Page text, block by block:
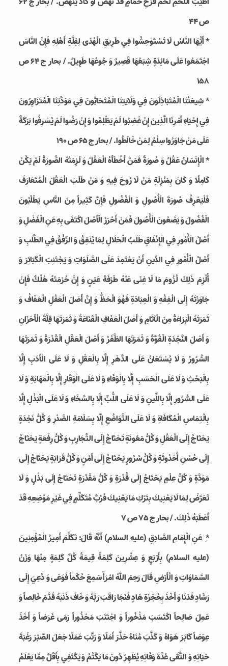
ص 44
* أَيُّهَا النَّاسُ لَا تَسْتَوْحِشُوا فِي طَرِيقِ الْهُدَى لِقِلَّةِ أَهْلِهِ فَإِنَّ النَّاسَ
اجْتَمَعُوا عَلَى مَائِدَةٍ شِبَعُهَا قَصِيرٌ وَ جُوعُهَا طَوِيلٌ. / بحار ج 64 ص
158
* شِيعَتُنَا الْمُتَبَاذِلُونَ فِي وَلَايَتِنَا الْمُتَحَابُّونَ فِي مَوَدَّتِنَا الْمُتَزَاوِرُونَ
فِي إِحْيَاءِ أَمْرِنَا الَّذِينَ إِنْ غَضِبُوا لَمْ يَظْلِمُوا وَ إِنْ رَضُوا لَمْ يُسْرِفُوا بَرَكَةٌ
عَلَى مَنْ جَاوَرُوا سِلْمٌ لِمَنْ خَالَطُوا. / بحار ج 65 ص 190
* الْإِنْسَانُ‏ عَقْلٌ‏ وَ صُورَةٌ فَمَنْ أَخْطَأَهُ الْعَقْلُ‏ وَ لَزِمَتْهُ الصُّورَةُ لَمْ يَكُنْ
كَامِلًا وَ كَانَ بِمَنْزِلَةِ مَنْ لَا رُوحَ فِيهِ وَ مَنْ طَلَبَ الْعَقْلَ الْمُتَعَارَفَ
فَلْيَعْرِفْ صُورَةَ الْأُصُولِ‏ وَ الْفُضُولِ‏ فَإِنَّ كَثِيراً مِنَ النَّاسِ يَطْلُبُونَ
الْفُضُولَ‏ وَ يَضَعُونَ الْأُصُولَ‏ فَمَنْ أَحْرَزَ الْأَصْلَ اكْتَفَى بِهِ عَنِ الْفَضْلِ وَ
أَصْلُ الْأُمُورِ فِي الْإِنْفَاقِ طَلَبُ الْحَلَالِ لِمَا يُنْفِقُ وَ الرِّفْقُ فِي الطَّلَبِ وَ
أَصْلُ الْأُمُورِ فِي الدِّينِ أَنْ يَعْتَمِدَ عَلَى الصَّلَوَاتِ وَ يَجْتَنِبَ الْكَبَائِرَ وَ
أُلْزِمَ ذَلِكَ لُزُومَ مَا لَا غِنَى عَنْهُ طَرْفَةَ عَيْنٍ وَ إِنَّ حُرْمَتَهُ هُلْكٌ فَإِنْ
جَاوَزْتَهُ إِلَى الْفِقْهِ وَ الْعِبَادَةِ فَهُوَ الْحَظُّ وَ إِنَّ أَصْلَ الْعَقْلِ الْعَفَافُ وَ
ثَمَرَتَهُ الْبَرَاءَةُ مِنَ الْآثَامِ وَ أَصْلَ الْعَفَافِ الْقَنَاعَةُ وَ ثَمَرَتَهَا قِلَّةُ الْأَحْزَانِ
وَ أَصْلَ النَّجْدَةِ الْقُوَّةُ وَ ثَمَرَتَهَا الظَّفَرُ وَ أَصْلَ الْعَقْلِ‏ الْقُدْرَةُ وَ ثَمَرَتَهَا
السُّرُورُ وَ لَا يُسْتَعَانُ عَلَى الدَّهْرِ إِلَّا بِالْعَقْلِ وَ لَا عَلَى الْأَدَبِ إِلَّا
بِالْبَحْثِ وَ لَا عَلَى الْحَسَبِ إِلَّا بِالْوَفَاءِ وَ لَا عَلَى الْوَقَارِ إِلَّا بِالْمَهَابَةِ وَ لَا
عَلَى السُّرُورِ إِلَّا بِاللِّينِ وَ لَا عَلَى اللُّبِّ إِلَّا بِالسَّخَاءِ وَ لَا عَلَى الْبَذْلِ إِلَّا
بِالْتِمَاسِ الْمُكَافَاةِ وَ لَا عَلَى التَّوَاضُعِ إِلَّا بِسَلَامَةِ الصَّدْرِ وَ كُلُّ نَجْدَةٍ
يَحْتَاجُ إِلَى الْعَقْلِ وَ كُلُّ مَعُونَةٍ تَحْتَاجُ إِلَى التَّجَارِبِ وَ كُلُّ رِفْعَةٍ يَحْتَاجُ
إِلَى حُسْنِ أُحْدُوثَةٍ وَ كُلُّ سُرُورٍ يَحْتَاجُ إِلَى أَمْنٍ وَ كُلُّ قَرَابَةٍ يَحْتَاجُ إِلَى
مَوَدَّةٍ وَ كُلُّ عِلْمٍ يَحْتَاجُ إِلَى قُدْرَةٍ وَ كُلُّ مَقْدُرَةٍ تَحْتَاجُ إِلَى بَذْلٍ وَ لَا
تَعَرَّضْ لِمَا لَا يَعْنِيكَ بِتَرْكِ مَا يَعْنِيكَ فَرُبَّ مُتَكَلِّمٍ فِي غَيْرِ مَوْضِعِهِ قَدْ
أَعْطَبَهُ ذَلِكَ. / بحار ج 75 ص 7
* ِ عَنِ الْإِمَامِ الصَّادِقِ (علیه السلام) أَنَّهُ قَالَ: تَكَلَّمَ أَمِيرُ الْمُؤْمِنِينَ‏
(علیه السلام) بِأَرْبَعٍ وَ عِشْرِينَ كَلِمَةً قِيمَةُ كُلِّ كَلِمَةٍ مِنْهَا وَزْنُ
السَّمَاوَاتِ وَ الْأَرْضِ قَالَ رَحِمَ اللَّهُ امْرَأً سَمِعَ حُكْماً فَوَعَى وَ دُعِيَ إِلَى
رَشَادٍ فَدَنَا وَ أَخَذَ بِحُجْزَةِ هَادٍ فَنَجَا رَاقَبَ رَبَّهُ وَ خَافَ ذَنْبَهُ قَدَّمَ خَالِصاً وَ
عَمِلَ صَالِحاً اكْتَسَبَ مَذْخُوراً وَ اجْتَنَبَ مَحْذُوراً رَمَى غَرَضاً وَ أَخَذَ
عِوَضاً كَابَرَ هَوَاهُ وَ كَذَّبَ مُنَاهُ حَذَّرَ أَمَلًا وَ رَتَّبَ عَمَلًا جَعَلَ الصَّبْرَ رَغْبَةَ
حَيَاتِهِ وَ التُّقَى عُدَّةَ وَفَاتِهِ يُظْهِرُ دُونَ مَا يَكْتُمُ وَ يَكْتَفِي بِأَقَلَّ مِمَّا يَعْلَمُ